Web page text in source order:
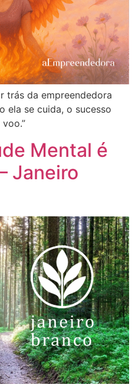
trás da empreendedora
ela se cuida, o sucesso
Mental é
Janeiro